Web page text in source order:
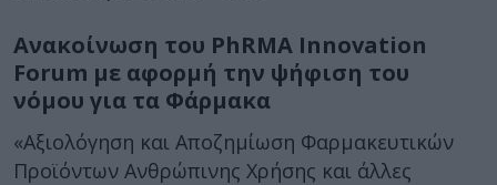
Ανακοίνωση του PhRMA Innovation
Forum με αφορμή την ψήφιση του
νόμου για τα Φάρμακα
«Αξιολόγηση και Αποζημίωση Φαρμακευτικών
Προϊόντων Ανθρώπινης Χρήσης και άλλες